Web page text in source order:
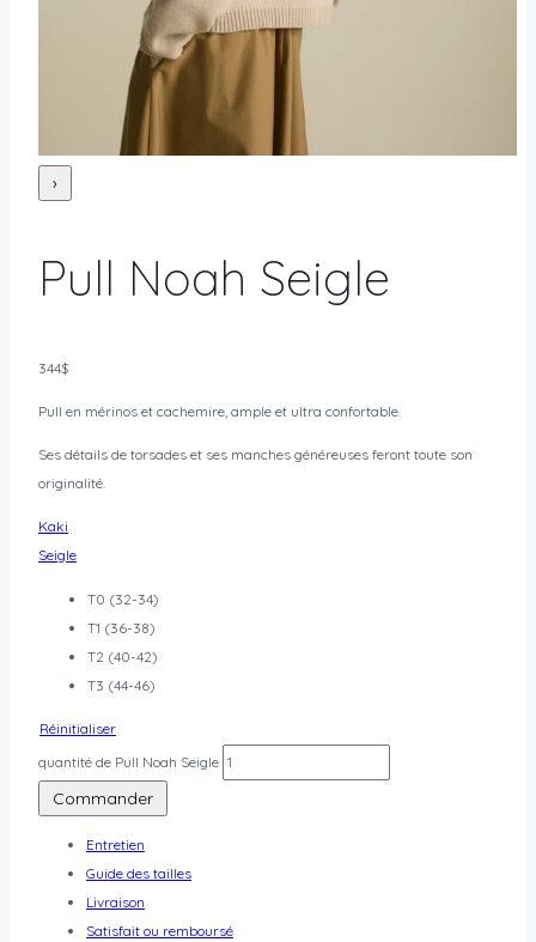
›
Pull Noah Seigle
344$
Pull en mérinos et cachemire, ample et ultra confortable.
Ses détails de torsades et ses manches généreuses feront toute son
originalité.
Kaki
Seigle
T0 (32-34)
T1 (36-38)
T2 (40-42)
T3 (44-46)
Réinitialiser
quantité de Pull Noah Seigle
Commander
Entretien
Guide des tailles
Livraison
Satisfait ou remboursé